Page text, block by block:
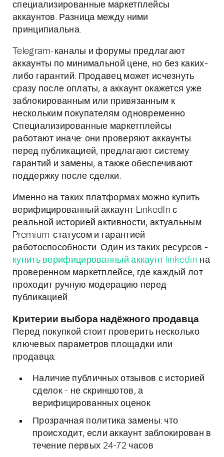
специализированные маркетплейсы
аккаунтов. Разница между ними
принципиальна.
Telegram-каналы и форумы предлагают
аккаунты по минимальной цене, но без каких-
либо гарантий. Продавец может исчезнуть
сразу после оплаты, а аккаунт окажется уже
заблокированным или привязанным к
нескольким покупателям одновременно.
Специализированные маркетплейсы
работают иначе: они проверяют аккаунты
перед публикацией, предлагают систему
гарантий и замены, а также обеспечивают
поддержку после сделки.
Именно на таких платформах можно купить
верифицированный аккаунт LinkedIn с
реальной историей активности, актуальным
Premium-статусом и гарантией
работоспособности. Один из таких ресурсов -
купить верифицированный аккаунт linkedin на
проверенном маркетплейсе, где каждый лот
проходит ручную модерацию перед
публикацией.
Критерии выбора надёжного продавца
Перед покупкой стоит проверить несколько
ключевых параметров площадки или
продавца:
Наличие публичных отзывов с историей
сделок - не скриншотов, а
верифицированных оценок
Прозрачная политика замены: что
происходит, если аккаунт заблокирован в
течение первых 24-72 часов